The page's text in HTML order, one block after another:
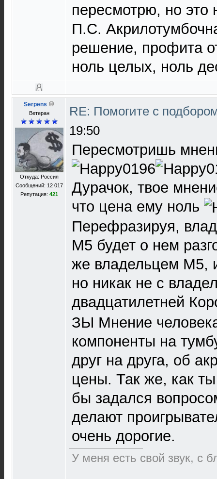
пересмотрю, но это
П.С.
решение, профита
ноль целых, ноль
Serpens
Ветеран
Откуда: Россия
Сообщений: 12 017
Репутация: 421
RE: Помогите с
19:50
Пересмотришь
Дурачок, твое
что цена ему ноль
Перефразируя,
M5 будет о нем
же владельцем М5,
но никак не с
двадцатилетней
ЗЫ Мнение
компоненты на
друг на друга, об
цены. Так же, как
бы задался
делают
очень дорогие.
У меня есть свой звук, с